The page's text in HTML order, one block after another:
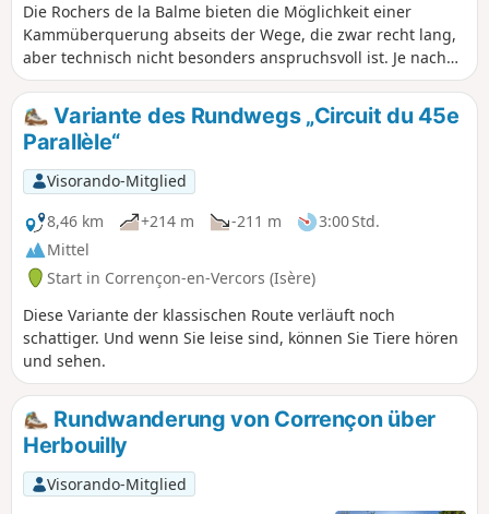
Die Rochers de la Balme bieten die Möglichkeit einer
Kammüberquerung abseits der Wege, die zwar recht lang,
aber technisch nicht besonders anspruchsvoll ist. Je nach
gewähltem Zugang sind mehrere Kombinationen möglich.
Die vorliegende Rundwanderung umfasst die gesamte
Überquerung von der Tête des Chaudières bis zum Pas
Ernadant mit einem steilen Aufstieg (teilweise abseits der
Wege) über die Combe de Fer und einem eher klassischen
Abstieg über die Cabanne de Carrette und denGR® 91.
Variante des Rundwegs „Circuit du 45e
Parallèle“
Visorando-Mitglied
8,46 km
+214 m -211 m
3:00 Std.
Mittel
Start in Corrençon-en-Vercors (Isère)
Diese Variante der klassischen Route verläuft noch
schattiger. Und wenn Sie leise sind, können Sie Tiere hören
und sehen.
Rundwanderung von Corrençon über
Herbouilly
Visorando-Mitglied